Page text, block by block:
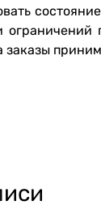
заказы